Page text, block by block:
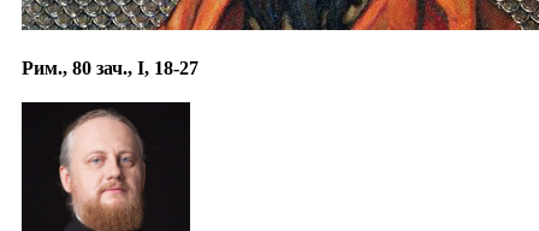
Рим., 80 зач., I, 18-27